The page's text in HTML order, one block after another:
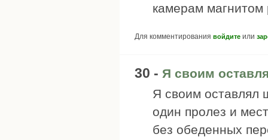
камерам
Для комментирования войдите или
30 - Я своим
Я своим оставлял
один пролез и
без обеденных